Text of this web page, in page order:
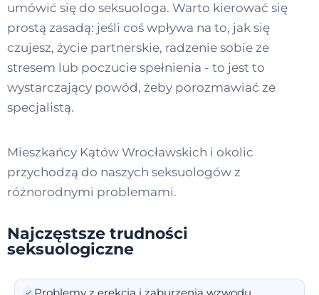
umówić się do seksuologa. Warto kierować się
prostą zasadą: jeśli coś wpływa na to, jak się
czujesz, życie partnerskie, radzenie sobie ze
stresem lub poczucie spełnienia - to jest to
wystarczający powód, żeby porozmawiać ze
specjalistą.
Mieszkańcy Kątów Wrocławskich i okolic
przychodzą do naszych seksuologów z
różnorodnymi problemami.
Najczęstsze trudności
seksuologiczne